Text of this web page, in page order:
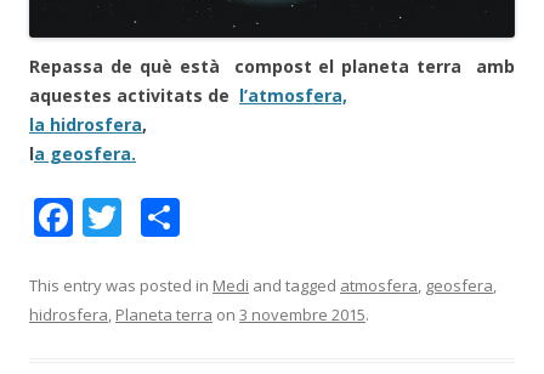
Repassa de què està compost el planeta terra amb
aquestes activitats de l’atmosfera,
la hidrosfera,
la geosfera.
F
e
b
T
itt
er
m
p
This entry was posted in Medi and tagged atmosfera, geosfera,
hidrosfera, Planeta terra on 3 novembre 2015.